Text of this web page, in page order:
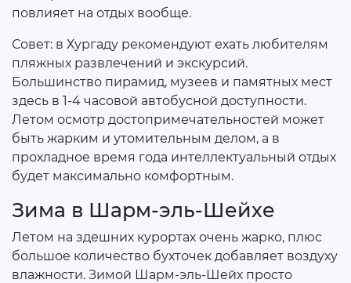
повлияет на отдых вообще.
Совет: в Хургаду рекомендуют ехать любителям
пляжных развлечений и экскурсий.
Большинство пирамид, музеев и памятных мест
здесь в 1-4 часовой автобусной доступности.
Летом осмотр достопримечательностей может
быть жарким и утомительным делом, а в
прохладное время года интеллектуальный отдых
будет максимально комфортным.
Зима в Шарм-эль-Шейхе
Летом на здешних курортах очень жарко, плюс
большое количество бухточек добавляет воздуху
влажности. Зимой Шарм-эль-Шейх просто